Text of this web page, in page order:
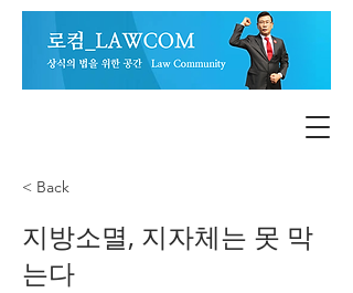
< Back
지방소멸, 지자체는 못 막
는다